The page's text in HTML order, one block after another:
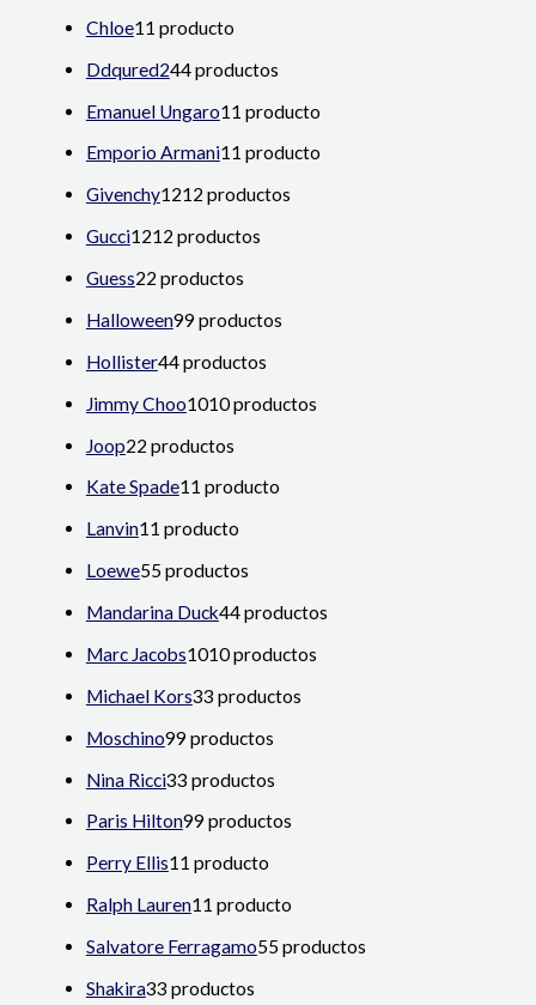
Chloe11 producto
Ddqured244 productos
Emanuel Ungaro11 producto
Emporio Armani11 producto
Givenchy1212 productos
Gucci1212 productos
Guess22 productos
Halloween99 productos
Hollister44 productos
Jimmy Choo1010 productos
Joop22 productos
Kate Spade11 producto
Lanvin11 producto
Loewe55 productos
Mandarina Duck44 productos
Marc Jacobs1010 productos
Michael Kors33 productos
Moschino99 productos
Nina Ricci33 productos
Paris Hilton99 productos
Perry Ellis11 producto
Ralph Lauren11 producto
Salvatore Ferragamo55 productos
Shakira33 productos